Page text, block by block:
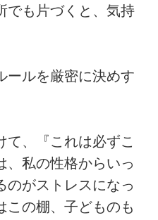
でも片づくと、気持
ールを厳密に決めす
て、『これは必ずこ
、私の性格からいっ
のがストレスになっ
この棚、子どものも